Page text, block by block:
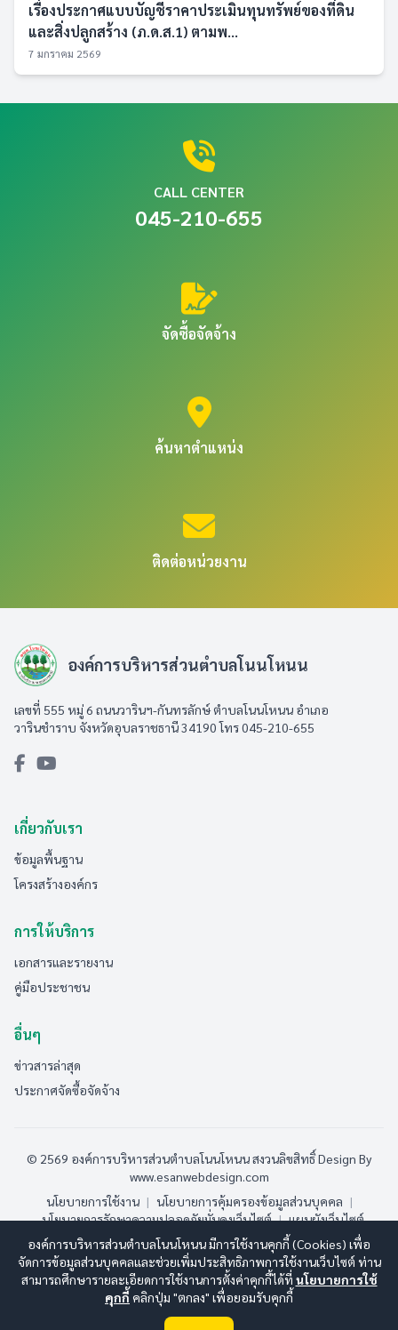
เรื่องประกาศแบบบัญชีราคาประเมินทุนทรัพย์ของที่ดิน
และสิ่งปลูกสร้าง (ภ.ด.ส.1) ตามพ...
7 มกราคม 2569
CALL CENTER
045-210-655
จัดซื้อจัดจ้าง
ค้นหาตำแหน่ง
ติดต่อหน่วยงาน
องค์การบริหารส่วนตำบลโนนโหนน
เลขที่ 555 หมู่ 6 ถนนวารินฯ-กันทรลักษ์ ตำบลโนนโหนน อำเภอ
วารินชำราบ จังหวัดอุบลราชธานี 34190 โทร 045-210-655
เกี่ยวกับเรา
ข้อมูลพื้นฐาน
โครงสร้างองค์กร
การให้บริการ
เอกสารและรายงาน
คู่มือประชาชน
อื่นๆ
ข่าวสารล่าสุด
ประกาศจัดซื้อจัดจ้าง
© 2569 องค์การบริหารส่วนตำบลโนนโหนน สงวนลิขสิทธิ์Design By
www.esanwebdesign.com
นโยบายการใช้งาน | นโยบายการคุ้มครองข้อมูลส่วนบุคคล |
นโยบายการรักษาความปลอดภัยมั่นคงเว็บไซต์ | แผนผังเว็บไซต์
ออนไลน์:6 ทั้งหมด: 107 (ดูสถิติทั้งหมด)
องค์การบริหารส่วนตำบลโนนโหนน มีการใช้งานคุกกี้ (Cookies) เพื่อ
จัดการข้อมูลส่วนบุคคลและช่วยเพิ่มประสิทธิภาพการใช้งานเว็บไซต์ ท่าน
สามารถศึกษารายละเอียดการใช้งานการตั้งค่าคุกกี้ได้ที่ นโยบายการใช้
คุกกี้ คลิกปุ่ม "ตกลง" เพื่อยอมรับคุกกี้